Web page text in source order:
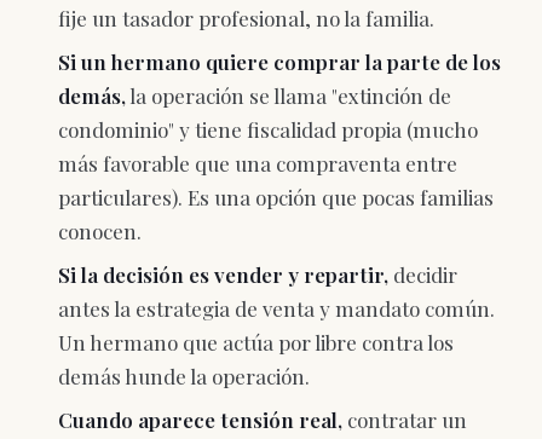
fije un tasador profesional, no la familia.
Si un hermano quiere comprar la parte de los
demás,la operación se llama "extinción de
condominio" y tiene fiscalidad propia (mucho
más favorable que una compraventa entre
particulares). Es una opción que pocas familias
conocen.
Si la decisión es vender y repartir, decidir
antes la estrategia de venta y mandato común.
Un hermano que actúa por libre contra los
demás hunde la operación.
Cuando aparece tensión real, contratar un